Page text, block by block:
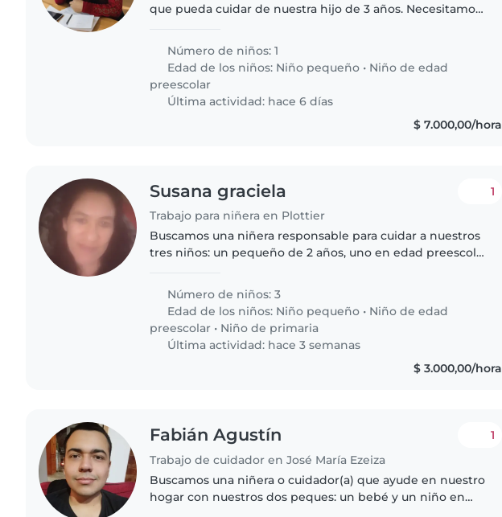
que pueda cuidar de nuestra hijo de 3 años. Necesitamos
Número de niños: 1
Edad de los niños: Niño pequeño • Niño de edad
preescolar
Última actividad: hace 6 días
$ 7.000,00/hora
Susana graciela
Trabajo para niñera en Plottier
1
Buscamos una niñera responsable para cuidar a nuestros
tres niños: un pequeño de 2 años, uno en edad preescolar
Número de niños: 3
Edad de los niños: Niño pequeño • Niño de edad
preescolar • Niño de primaria
Última actividad: hace 3 semanas
$ 3.000,00/hora
Fabián Agustín
Trabajo de cuidador en José María Ezeiza
1
Buscamos una niñera o cuidador(a) que ayude en nuestro
hogar con nuestros dos peques: un bebé y un niño en